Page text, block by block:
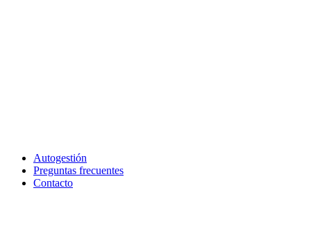
Autogestión
Preguntas frecuentes
Contacto